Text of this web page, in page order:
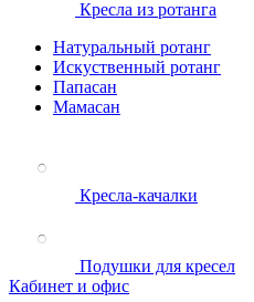
Кресла из ротанга
Натуральный ротанг
Искуственный ротанг
Папасан
Мамасан
Кресла-качалки
Подушки для кресел
Кабинет и офис